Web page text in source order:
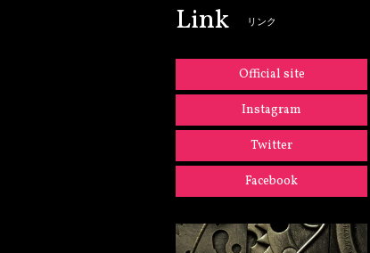
Link リンク
Official site
Instagram
Twitter
Facebook